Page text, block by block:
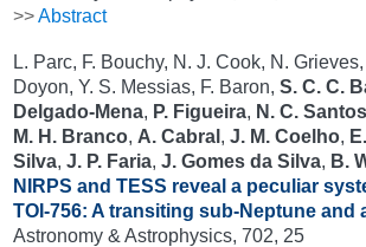
>>Abstract
L. Parc, F. Bouchy, N. J. Cook, N.
Doyon, Y. S. Messias, F. Baron, S. C. C.
Delgado-Mena, P. Figueira, N. C. Santos
M. H. Branco, A. Cabral , J. M. Coelho,
Silva, J. P. Faria, J. Gomes da Silva, B.
NIRPS and TESS reveal a peculiar
TOI-756: A transiting sub-Neptune and
Astronomy & Astrophysics, 702, 25